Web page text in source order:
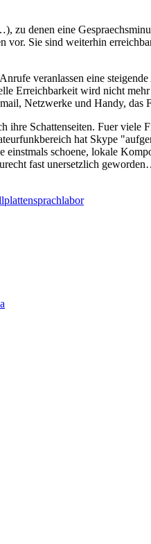
zu denen eine
vor. Sie sind weiterhin
veranlassen eine
Erreichbarkeit wird nicht
Netzwerke und Handy,
ihre Schattenseiten. Fuer
hat Skype
einstmals schoene, lokale
fast unersetzlich